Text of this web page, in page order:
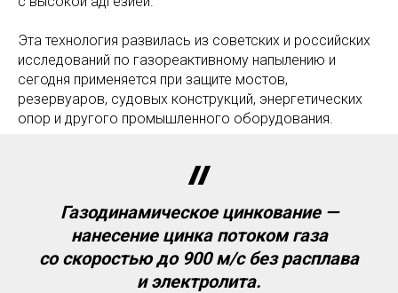
Эта технология развилась из советских и российских
исследований по газореактивному напылению и
сегодня применяется при защите мостов,
резервуаров, судовых конструкций, энергетических
опор и другого промышленного оборудования.
Газодинамическое цинкование —
нанесение цинка потоком газа
со скоростью до 900 м/с без расплава
и электролита.